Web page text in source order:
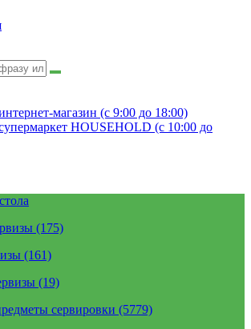
магазин (с 9:00 до 18:00)
HOUSEHOLD (с 10:00 до
(175)
(161)
(19)
сервировки (5779)